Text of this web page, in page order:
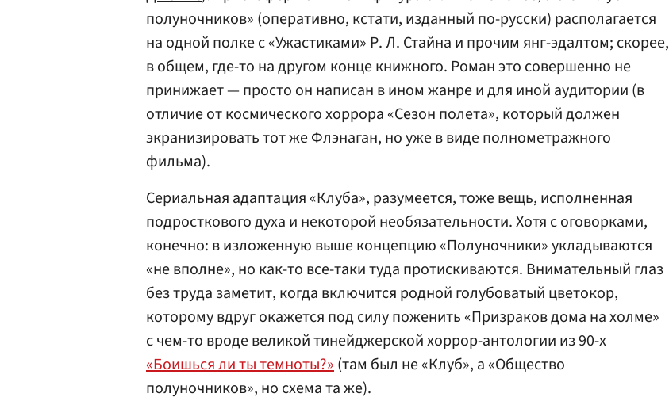
полуночников» (оперативно, кстати, изданный по-русски) располагается
на одной полке с «Ужастиками» Р. Л. Стайна и прочим янг-эдалтом; скорее,
в общем, где-то на другом конце книжного. Роман это совершенно не
принижает — просто он написан в ином жанре и для иной аудитории (в
отличие от космического хоррора «Сезон полета», который должен
экранизировать тот же Флэнаган, но уже в виде полнометражного
фильма).
Сериальная адаптация «Клуба», разумеется, тоже вещь, исполненная
подросткового духа и некоторой необязательности. Хотя с оговорками,
конечно: в изложенную выше концепцию «Полуночники» укладываются
«не вполне», но как-то все-таки туда протискиваются. Внимательный глаз
без труда заметит, когда включится родной голубоватый цветокор,
которому вдруг окажется под силу поженить «Призраков дома на холме»
с чем-то вроде великой тинейджерской хоррор-антологии из 90-х
«Боишься ли ты темноты?»(там был не «Клуб», а «Общество
полуночников», но схема та же).